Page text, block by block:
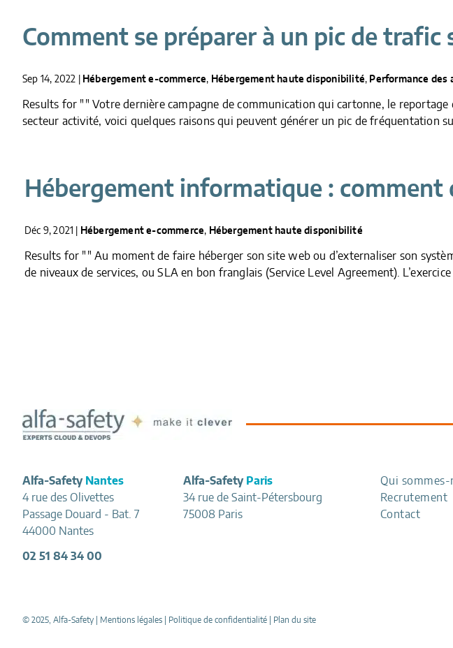
Comment se préparer à un pic de trafic
Sep 14, 2022 Hébergement e-commerce, Hébergement haute disponibilité, Performance
Results for "" Votre dernière campagne de communication qui cartonne, le
secteur activité, voici quelques raisons qui peuvent générer un pic de fréquentation
Hébergement informatique : comment
Déc 9, 2021 Hébergement e-commerce, Hébergement haute disponibilité
Results for "" Au moment de faire héberger son site web ou d’externaliser son
de niveaux de services, ou SLA en bon franglais (Service Level Agreement). L’exercice
Footer
Alfa-Safety Nantes
4 rue des Olivettes
Passage Douard - Bat. 7
44000 Nantes
02 51 84 34 00
Alfa-Safety Paris
34 rue de Saint-Pétersbourg
75008 Paris
Qui sommes-
Recrutement
Contact
© 2025, Alfa-Safety | Mentions légales Politique de confidentialité Plan du site